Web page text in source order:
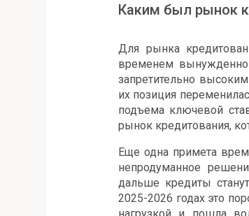
Каким был рынок
Для рынка
временем
запретительно
их позиция
подъема ключевой
рынок кредитования,
Еще одна примета
непродуманное
дальше кредиты
2025-2026 годах это